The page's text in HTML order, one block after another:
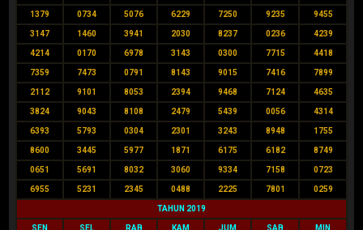
1379 0734 5076 6229 7250 9235 9455
3147 1460 3941 2030 8237 0236 4239
4214 0170 6978 3143 0300 7715 4418
7359 7473 0791 8143 9015 7416 7899
2112 9101 8053 2394 9468 7124 4635
3824 9043 8108 2479 5439 0056 4314
6393 5793 0304 2301 3243 8948 1755
8600 3445 5977 1871 6175 6182 8749
0651 5691 8032 3060 9334 7158 0723
6955 5231 2345 0488 2225 7801 0259
TAHUN 2019
SEN SEL RAB KAM JUM SAB MIN